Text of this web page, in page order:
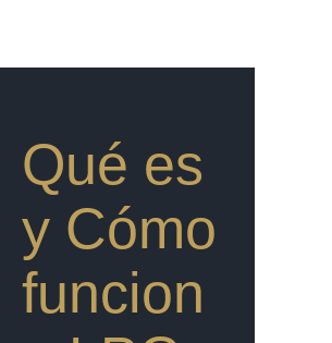
Qué es
y Cómo
funcion